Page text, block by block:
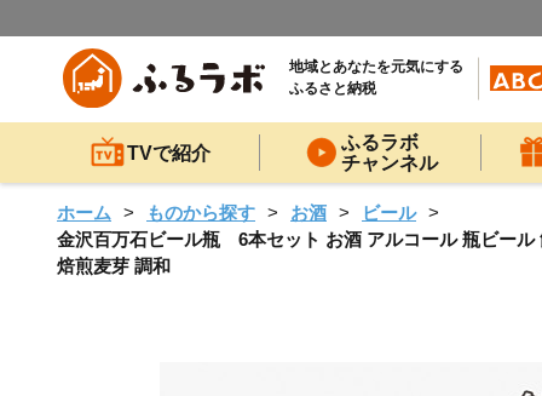
地域とあなたを元気にする
ふるさと納税
TVで紹介
ふるラボ
チャンネル
ホーム ものから探す お酒
ビール
金沢百万石ビール瓶 6本セット お酒 アルコール 瓶ビール
焙煎麦芽 調和